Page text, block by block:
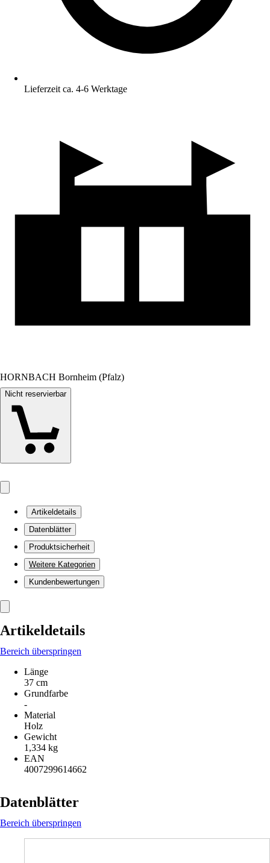
Lieferzeit ca. 4-6 Werktage
HORNBACH Bornheim (Pfalz)
Nicht reservierbar
Artikeldetails
Datenblätter
Produktsicherheit
Weitere Kategorien
Kundenbewertungen
Artikeldetails
Bereich überspringen
Länge
37 cm
Grundfarbe
-
Material
Holz
Gewicht
1,334 kg
EAN
4007299614662
Datenblätter
Bereich überspringen